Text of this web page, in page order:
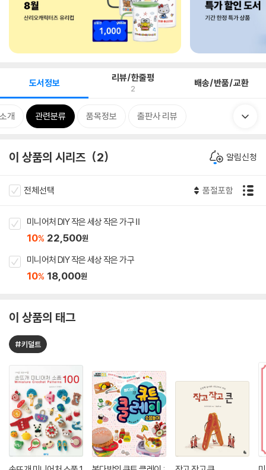
도서정보 리뷰/한줄평
2 배송/반품/교환
개 관련분류 품목정보 출판사 리뷰
이 상품의 시리즈 2 알림신청
전체선택 품절포함
미니어처 DIY 작은 세상 작은 가구 Ⅱ
10% 22,500원
미니어처 DIY 작은 세상 작은 가구
10% 18,000원
이 상품의 태그
#키덜트